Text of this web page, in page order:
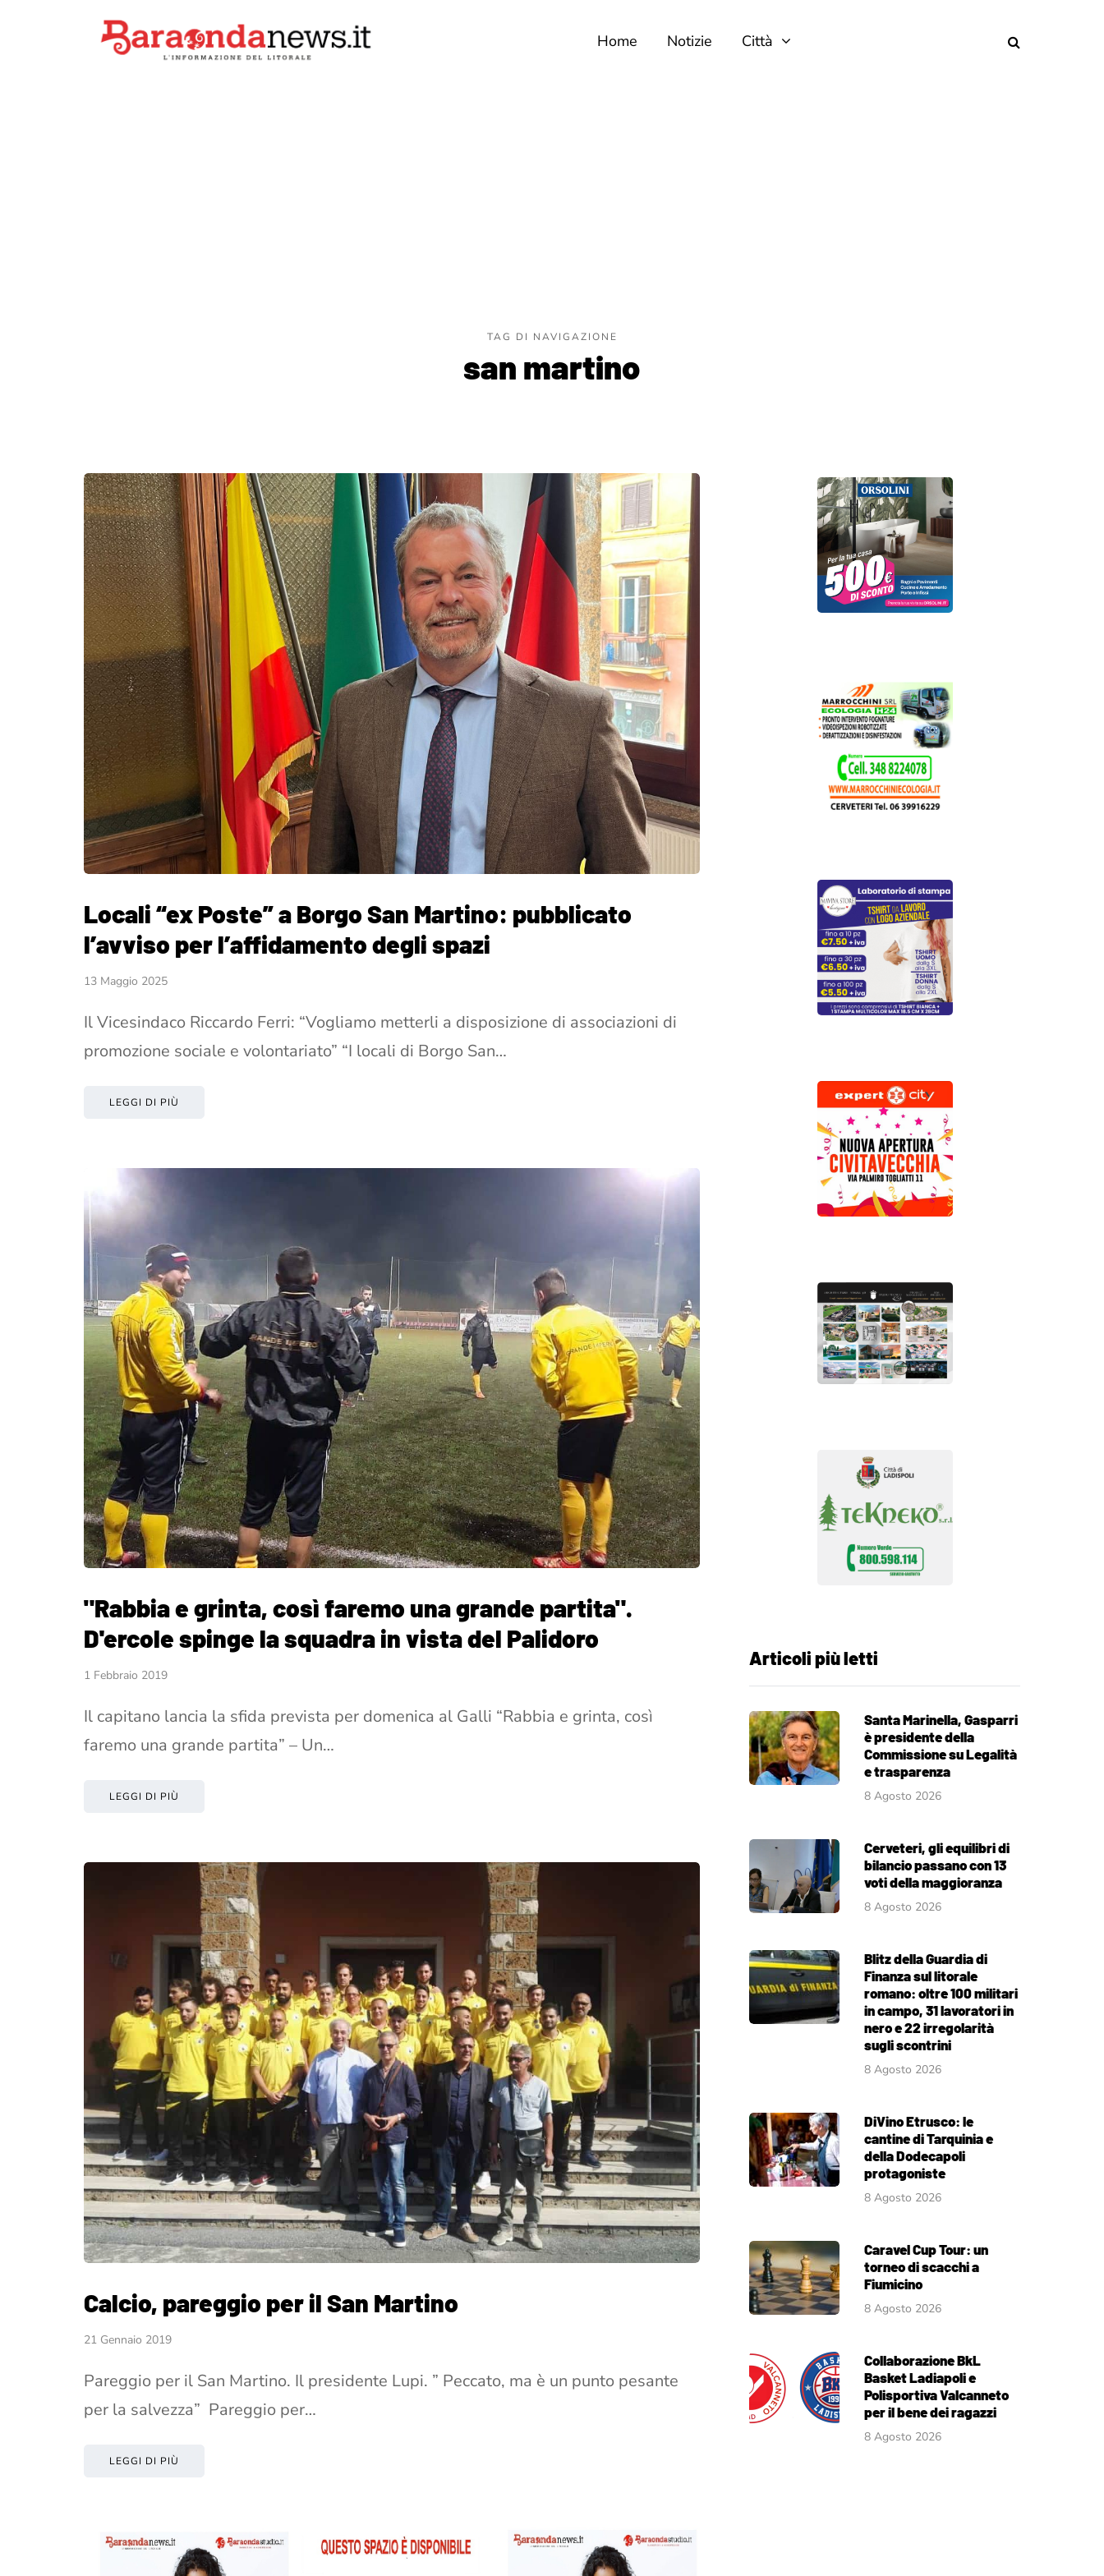
Home Notizie Città
TAG DI NAVIGAZIONE
san martino
Locali “ex Poste” a Borgo San Martino: pubblicato
l’avviso per l’affidamento degli spazi
13 Maggio 2025
Il Vicesindaco Riccardo Ferri: “Vogliamo metterli a disposizione di associazioni di
promozione sociale e volontariato” “I locali di Borgo San…
LEGGI DI PIÙ
"Rabbia e grinta, così faremo una grande partita".
D'ercole spinge la squadra in vista del Palidoro
1 Febbraio 2019
Il capitano lancia la sfida prevista per domenica al Galli “Rabbia e grinta, così
faremo una grande partita” – Un…
LEGGI DI PIÙ
Calcio, pareggio per il San Martino
21 Gennaio 2019
Pareggio per il San Martino. Il presidente Lupi. ” Peccato, ma è un punto pesante
per la salvezza” Pareggio per…
LEGGI DI PIÙ
Articoli più letti
Santa Marinella, Gasparri
è presidente della
Commissione su Legalità
e trasparenza
8 Agosto 2026
Cerveteri, gli equilibri di
bilancio passano con 13
voti della maggioranza
8 Agosto 2026
Blitz della Guardia di
Finanza sul litorale
romano: oltre 100 militari
in campo, 31 lavoratori in
nero e 22 irregolarità
sugli scontrini
8 Agosto 2026
DiVino Etrusco: le
cantine di Tarquinia e
della Dodecapoli
protagoniste
8 Agosto 2026
Caravel Cup Tour: un
torneo di scacchi a
Fiumicino
8 Agosto 2026
Collaborazione BkL
Basket Ladiapoli e
Polisportiva Valcanneto
per il bene dei ragazzi
8 Agosto 2026